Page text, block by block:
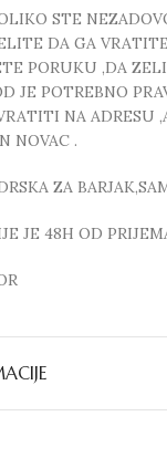
STE
DA GA
PORUKU ,DA
JE POTREBNO
NA ADRESU
NOVAC .
ZA
JE 48H OD